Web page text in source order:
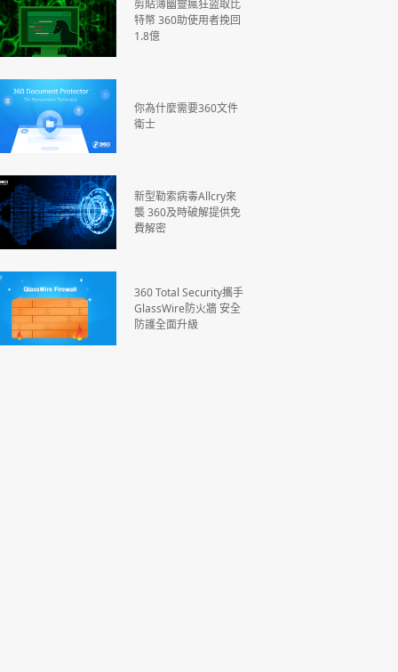
剪貼簿幽靈瘋狂盜取比
特幣 360助使用者挽回
1.8億
你為什麼需要360文件
衛士
新型勒索病毒Allcry來
襲 360及時破解提供免
費解密
360 Total Security攜手
GlassWire防火牆 安全
防護全面升級